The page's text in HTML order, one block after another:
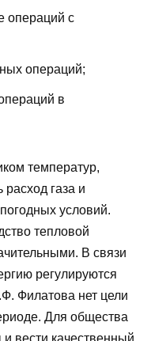
операций с
операций;
в
температур,
расход газа и
условий.
тепловой
В связи
регулируются
Филатова нет цели
Для общества
вести качественный